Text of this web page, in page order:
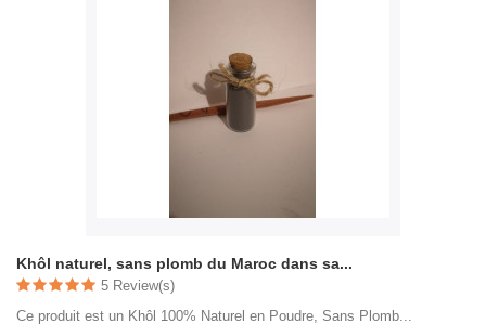
Khôl naturel, sans plomb du Maroc dans sa...
5 Review(s)
Ce produit est un Khôl 100% Naturel en Poudre, Sans Plomb...